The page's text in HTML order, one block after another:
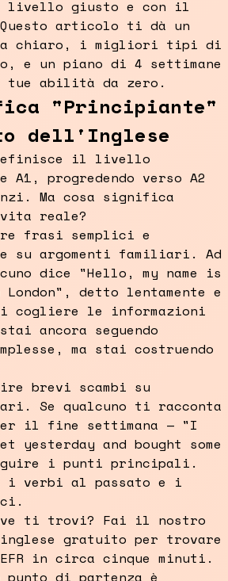
livello giusto e con il
articolo ti dà un
chiaro, i migliori tipi di
e un piano di 4 settimane
abilità da zero.
"Principiante"
dell'Inglese
definisce il livello
A1, progredendo verso A2
Ma cosa significa
reale?
frasi semplici e
su argomenti familiari. Ad
dice "Hello, my name is
detto lentamente e
cogliere le informazioni
ancora seguendo
ma stai costruendo
brevi scambi su
Se qualcuno ti racconta
il fine settimana — "I
yesterday and bought some
i punti principali.
verbi al passato e i
ti trovi? Fai il nostro
gratuito per trovare
in circa cinque minuti.
di partenza è